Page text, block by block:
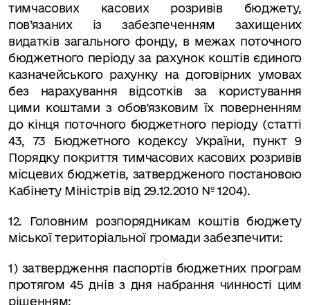
тимчасових касових розривів бюджету,
пов’язаних із забезпеченням захищених
видатків загального фонду, в межах поточного
бюджетного періоду за рахунок коштів єдиного
казначейського рахунку на договірних умовах
без нарахування відсотків за користування
цими коштами з обов'язковим їх поверненням
до кінця поточного бюджетного періоду (статті
43, 73 Бюджетного кодексу України, пункт 9
Порядку покриття тимчасових касових розривів
місцевих бюджетів, затвердженого постановою
Кабінету Міністрів від 29.12.2010 № 1204).
12.
Головним розпорядникам коштів бюджету
міської територіальної громади забезпечити:
1) затвердження паспортів бюджетних програм
протягом 45 днів з дня набрання чинності цим
рішенням;